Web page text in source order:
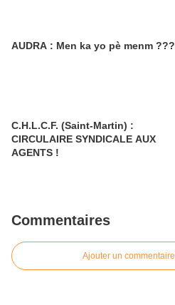
AUDRA : Men ka yo pè menm ???
C.H.L.C.F. (Saint-Martin) :
CIRCULAIRE SYNDICALE AUX
AGENTS !
Commentaires
Ajouter un commentaire